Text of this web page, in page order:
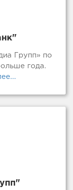
Групп» по
года.